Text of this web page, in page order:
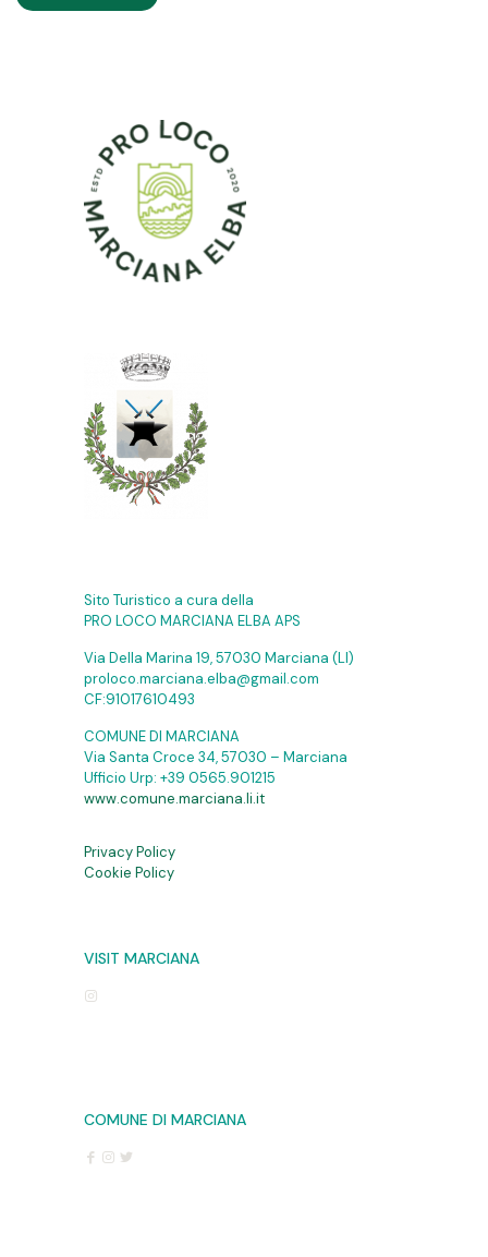
Sito Turistico a cura della
PRO LOCO MARCIANA ELBA APS
Via Della Marina 19, 57030 Marciana (LI)
proloco.marciana.elba@gmail.com
CF:91017610493
COMUNE DI MARCIANA
Via Santa Croce 34, 57030 – Marciana
Ufficio Urp: +39 0565.901215
www.comune.marciana.li.it
Privacy Policy
Cookie Policy
VISIT MARCIANA
COMUNE DI MARCIANA